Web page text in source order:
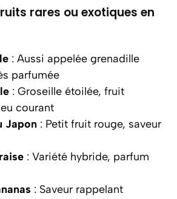
rares ou exotiques en
: Aussi appelée grenadille
parfumée
: Groseille étoilée, fruit
courant
Japon : Petit fruit rouge, saveur
: Variété hybride, parfum
: Saveur rappelant